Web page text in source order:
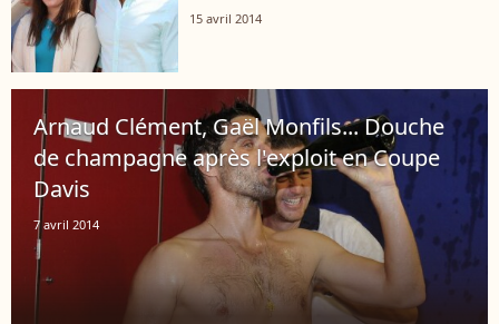
15 avril 2014
Arnaud Clément, Gaël Monfils... Douche
de champagne après l'exploit en Coupe
Davis
7 avril 2014